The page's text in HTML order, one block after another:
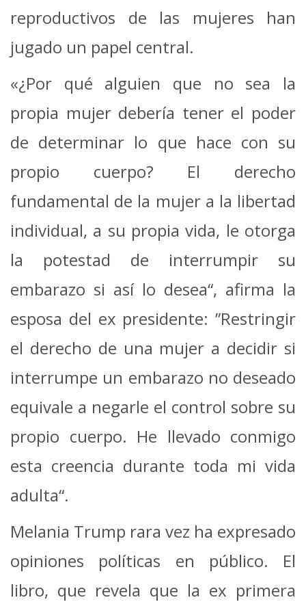
reproductivos de las mujeres han
jugado un papel central.
«¿Por qué alguien que no sea la
propia mujer debería tener el poder
de determinar lo que hace con su
propio cuerpo? El derecho
fundamental de la mujer a la libertad
individual, a su propia vida, le otorga
la potestad de interrumpir su
embarazo si así lo desea“, afirma la
esposa del ex presidente: ”Restringir
el derecho de una mujer a decidir si
interrumpe un embarazo no deseado
equivale a negarle el control sobre su
propio cuerpo. He llevado conmigo
esta creencia durante toda mi vida
adulta“.
Melania Trump rara vez ha expresado
opiniones políticas en público. El
libro, que revela que la ex primera